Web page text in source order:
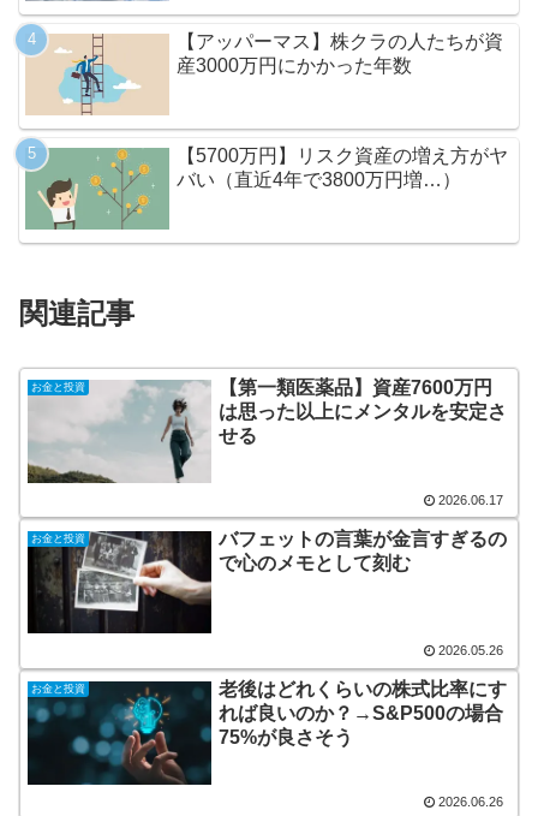
【アッパーマス】株クラの人たちが資
産3000万円にかかった年数
【5700万円】リスク資産の増え方がヤ
バい（直近4年で3800万円増…）
関連記事
お金と投資
【第一類医薬品】資産7600万円
は思った以上にメンタルを安定さ
せる
2026.06.17
お金と投資
バフェットの言葉が金言すぎるの
で心のメモとして刻む
2026.05.26
お金と投資
老後はどれくらいの株式比率にす
れば良いのか？→S&P500の場合
75%が良さそう
2026.06.26